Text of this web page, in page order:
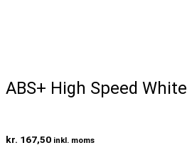
ABS+ High Speed White
kr. 167,50 inkl. moms